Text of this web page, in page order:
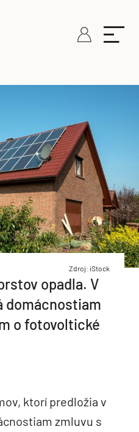
Zdroj: iStock
opadla. V
domácnostiam
o fotovoltické
ktorí predložia v
zmluvu s